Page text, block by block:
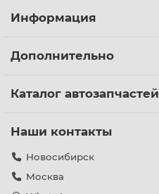
Информация
Дополнительно
Каталог автозапчастей
Наши контакты
Новосибирск
Москва